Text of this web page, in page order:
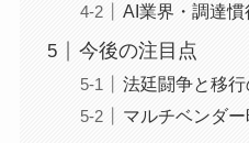
AI業界・調達慣
今後の注目点
法廷闘争と移
マルチベンダ